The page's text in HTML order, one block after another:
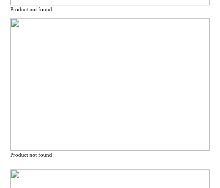
Product not found
Product not found